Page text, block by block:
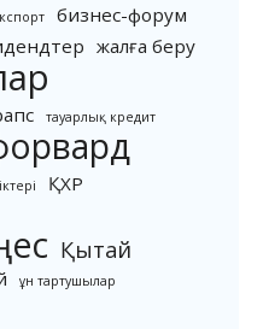
бизнес-форум
жалға беру
тауарлық кредит
ҚХР
Қытай
ұн тартушылар